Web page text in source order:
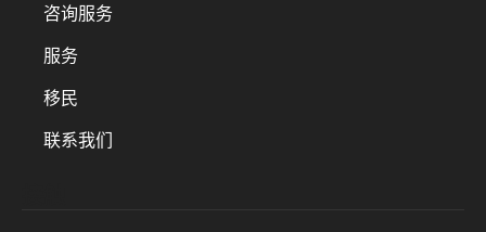
咨询服务
服务
移民
联系我们